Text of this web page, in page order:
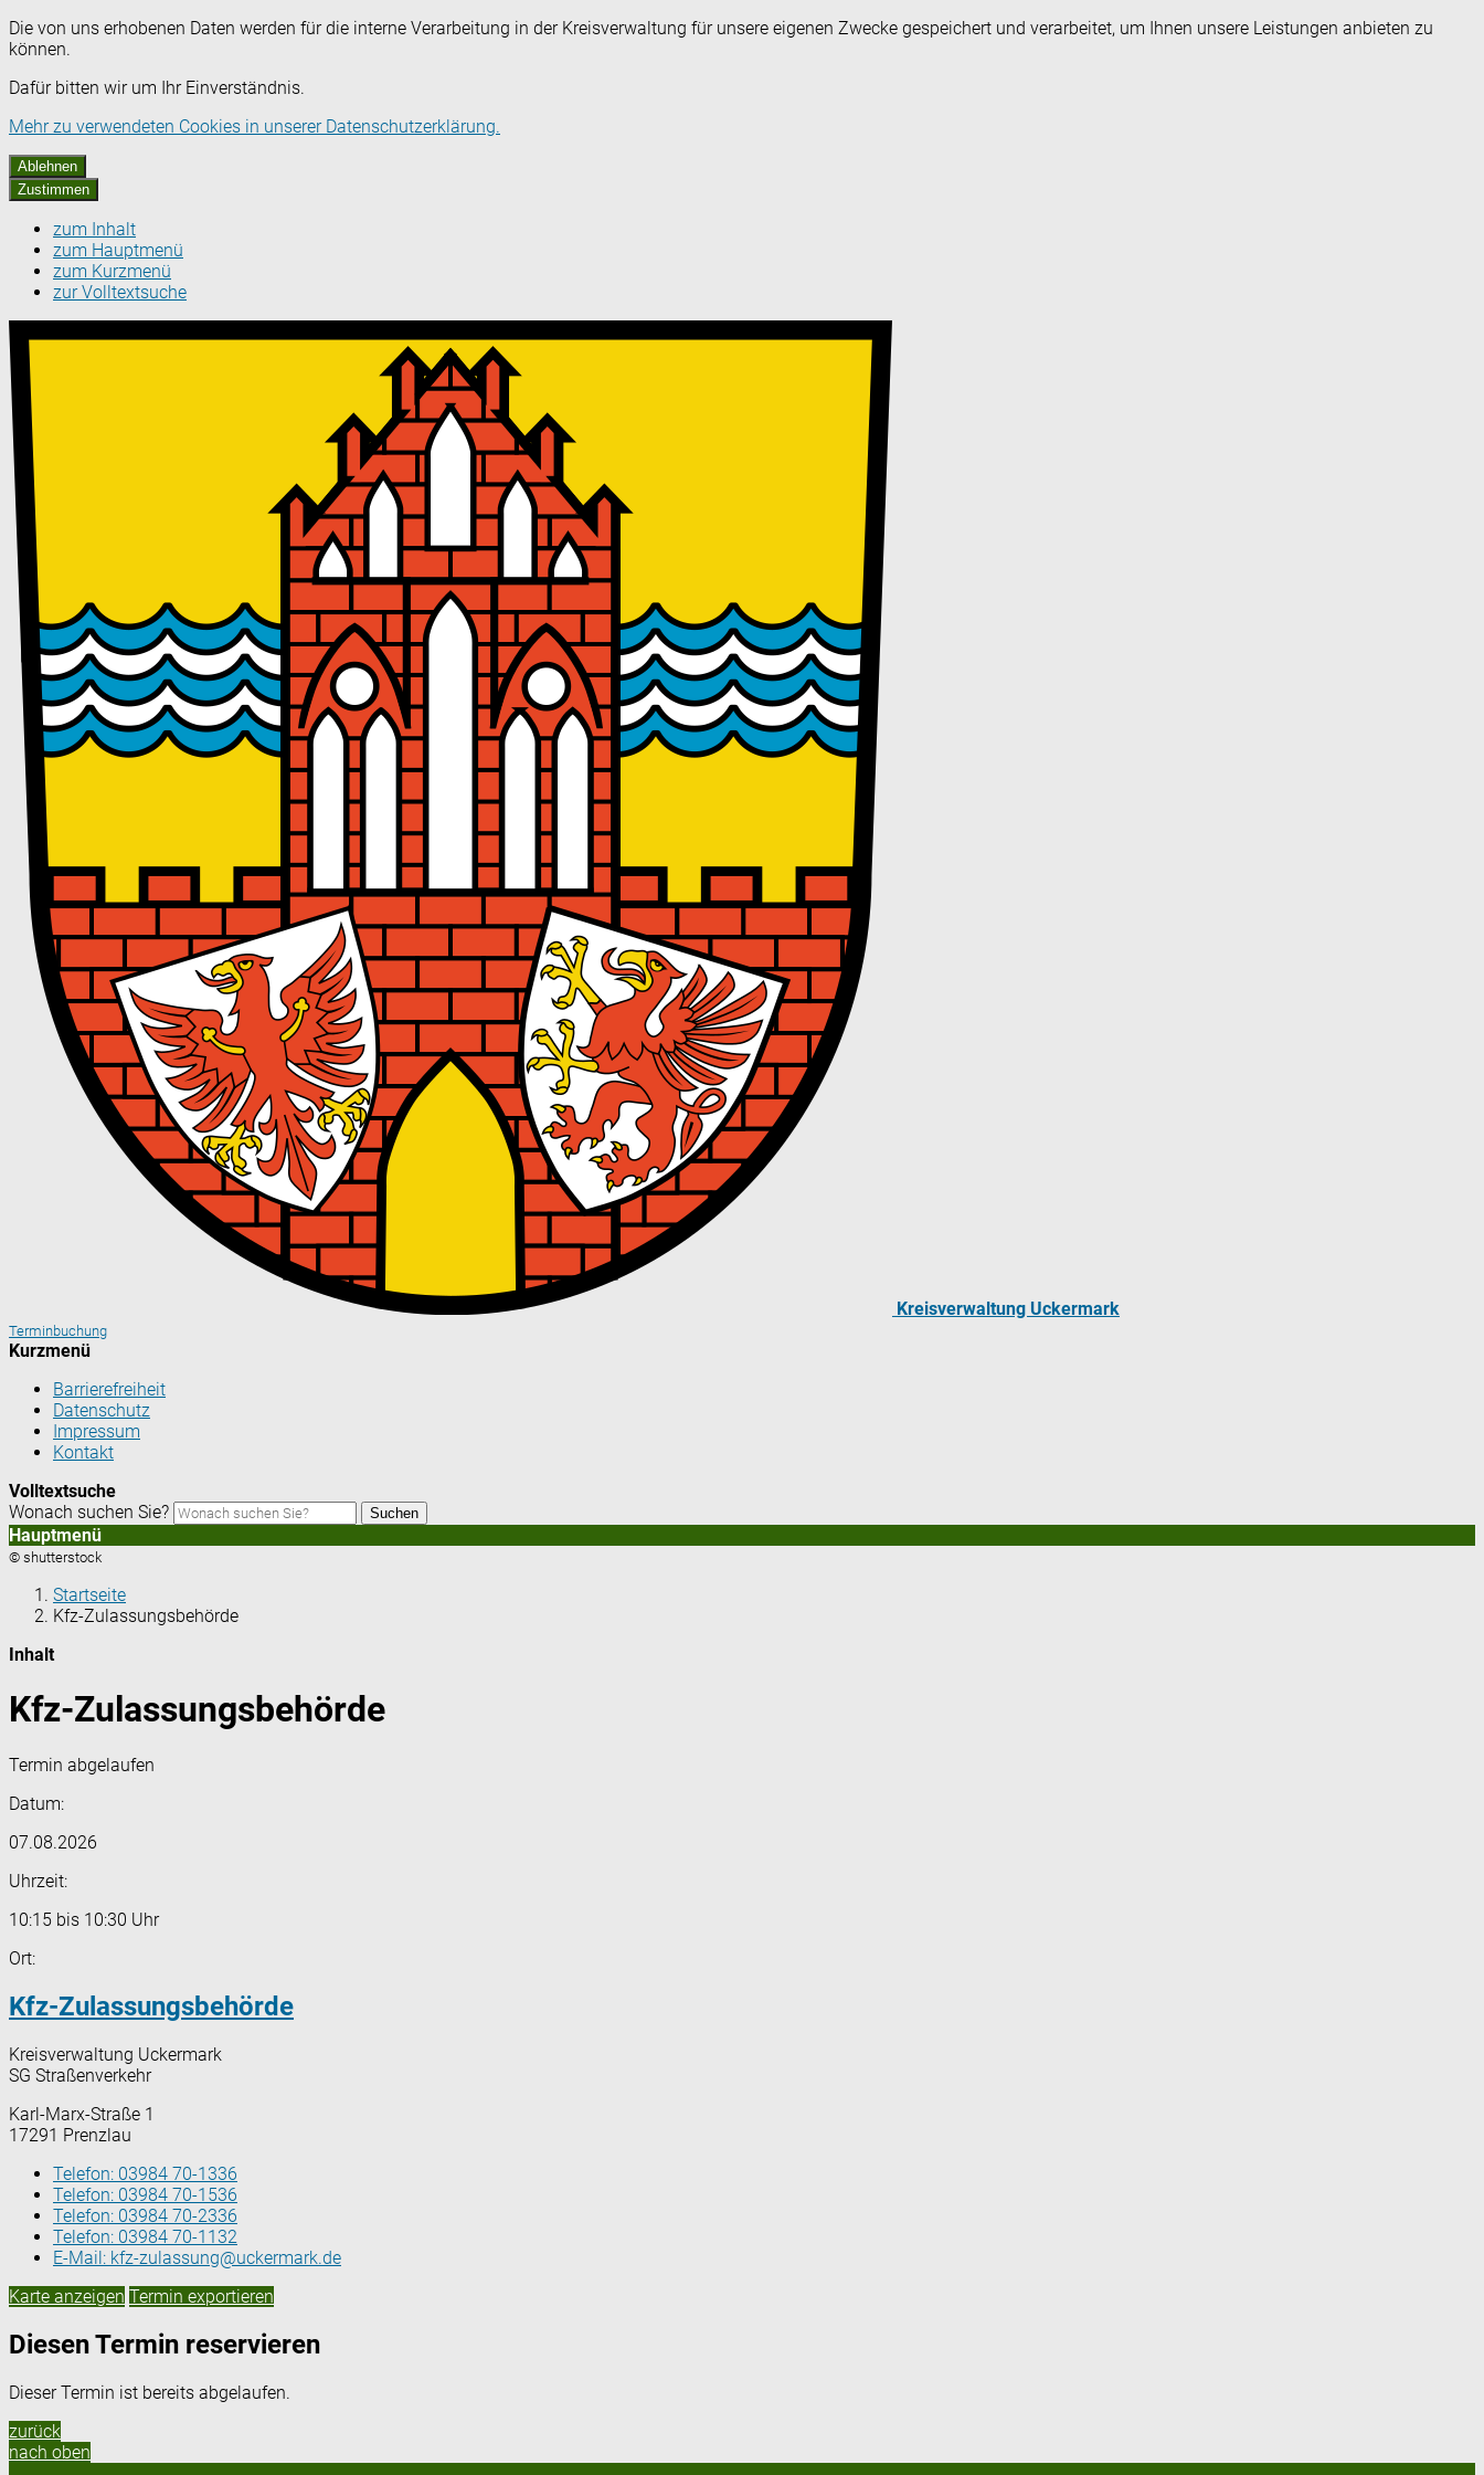
Die von uns erhobenen Daten werden für die interne Verarbeitung in der Kreisverwaltung für unsere eigenen Zwecke gespeichert und verarbeitet, um Ihnen unsere Leistungen anbieten zu
können.
Dafür bitten wir um Ihr Einverständnis.
Mehr zu verwendeten Cookies in unserer Datenschutzerklärung.
Ablehnen
Zustimmen
zum Inhalt
zum Hauptmenü
zum Kurzmenü
zur Volltextsuche
Kreisverwaltung Uckermark
Terminbuchung
Kurzmenü
Barrierefreiheit
Datenschutz
Impressum
Kontakt
Volltextsuche
Wonach suchen Sie?
Suchen
Hauptmenü
© shutterstock
Startseite
Kfz-Zulassungsbehörde
Inhalt
Kfz-Zulassungsbehörde
Termin abgelaufen
Datum:
07.08.2026
Uhrzeit:
10:15 bis 10:30 Uhr
Ort:
Kfz-Zulassungsbehörde
Kreisverwaltung Uckermark
SG Straßenverkehr
Karl-Marx-Straße 1
17291 Prenzlau
Telefon: 03984 70-1336
Telefon: 03984 70-1536
Telefon: 03984 70-2336
Telefon: 03984 70-1132
E-Mail: kfz-zulassung@uckermark.de
Karte anzeigen Termin exportieren
Diesen Termin reservieren
Dieser Termin ist bereits abgelaufen.
zurück
nach oben